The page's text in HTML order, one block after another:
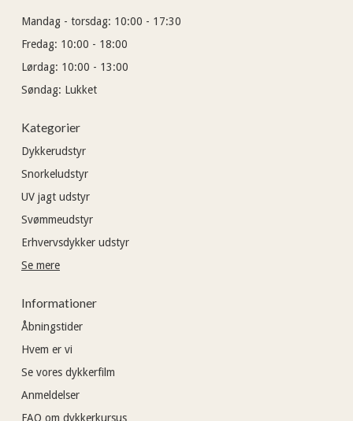
Mandag - torsdag: 10:00 - 17:30
Fredag: 10:00 - 18:00
Lørdag: 10:00 - 13:00
Søndag: Lukket
Kategorier
Dykkerudstyr
Snorkeludstyr
UV jagt udstyr
Svømmeudstyr
Erhvervsdykker udstyr
Se mere
Informationer
Åbningstider
Hvem er vi
Se vores dykkerfilm
Anmeldelser
FAQ om dykkerkursus